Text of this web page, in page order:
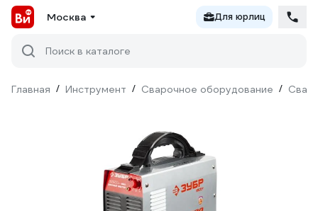
Москва Для юрлиц
Поиск в каталоге
Главная / Инструмент / Сварочное оборудование /